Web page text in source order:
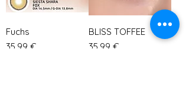
Fuchs
Preis
35,99 €
BLISS TOFFEE
Preis
35,99 €